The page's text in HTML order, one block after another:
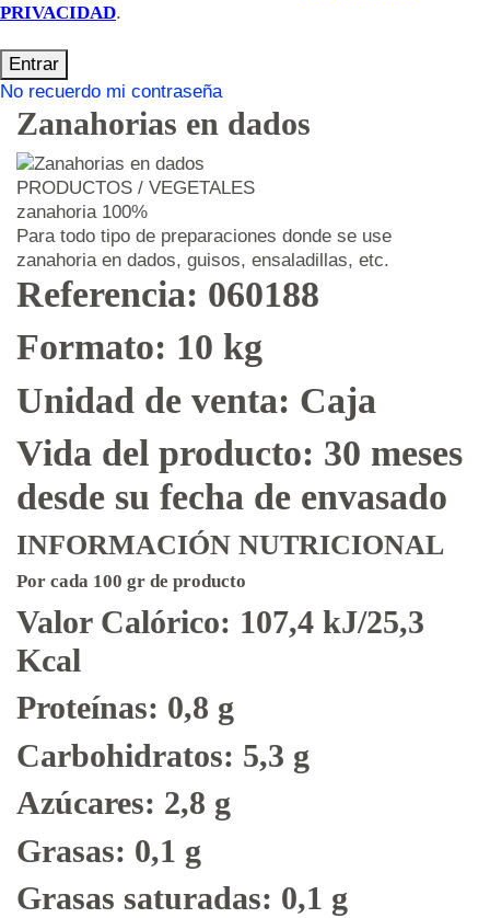
PRIVACIDAD.
Entrar
No recuerdo mi contraseña
Zanahorias en dados
PRODUCTOS / VEGETALES
zanahoria 100%
Para todo tipo de preparaciones donde se use
zanahoria en dados, guisos, ensaladillas, etc.
Referencia: 060188
Formato: 10 kg
Unidad de venta: Caja
Vida del producto: 30 meses
desde su fecha de envasado
INFORMACIÓN NUTRICIONAL
Por cada 100 gr de producto
Valor Calórico: 107,4 kJ/25,3
Kcal
Proteínas: 0,8 g
Carbohidratos: 5,3 g
Azúcares: 2,8 g
Grasas: 0,1 g
Grasas saturadas: 0,1 g